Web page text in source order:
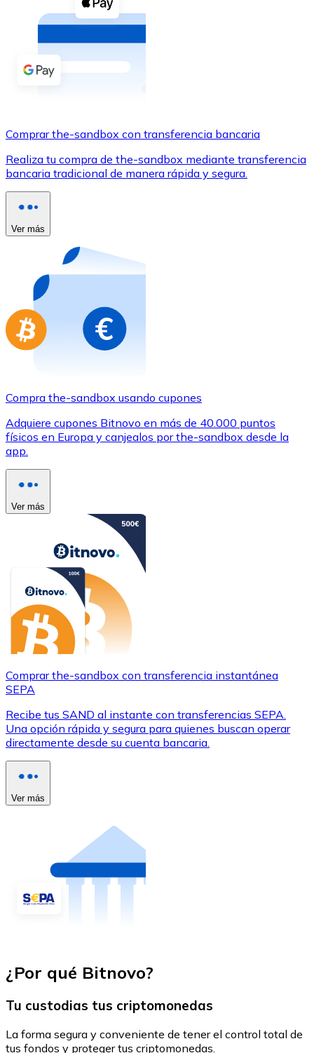
Compra criptomonedas con efectivo en tu tienda más
Comprar con efectivo
Transferencia SEPA
Utiliza tarjetas Visa y Mastercard para comprar
Comprar con tarjeta
Compra tarjetas regalo de tus marcas favoritas con
Ir a la tienda de tarjetas regalo
Comprar the-sandbox con transferencia bancaria
Realiza tu compra de the-sandbox mediante transferencia
bancaria tradicional de manera rápida y segura.
Ver más
Compra the-sandbox usando cupones
Adquiere cupones Bitnovo en más de 40.000 puntos
físicos en Europa y canjealos por the-sandbox desde la
app.
Ver más
Comprar the-sandbox con transferencia instantánea
SEPA
Recibe tus SAND al instante con transferencias SEPA.
Una opción rápida y segura para quienes buscan operar
directamente desde su cuenta bancaria.
Ver más
¿Por qué Bitnovo?
Tu custodias tus criptomonedas
La forma segura y conveniente de tener el control total de
tus fondos y proteger tus criptomonedas.